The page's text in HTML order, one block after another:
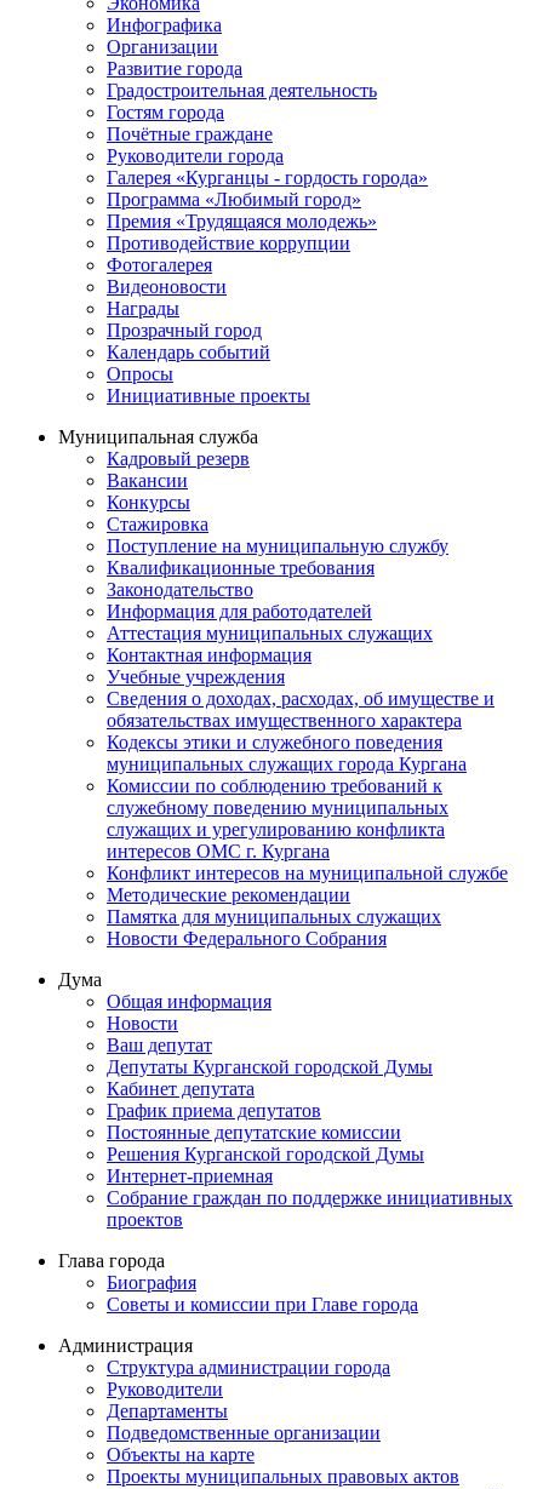
Инфографика
Организации
Развитие города
Градостроительная деятельность
Гостям города
Почётные граждане
Руководители города
Галерея «Курганцы - гордость города»
Программа «Любимый город»
Премия «Трудящаяся молодежь»
Противодействие коррупции
Фотогалерея
Видеоновости
Награды
Прозрачный город
Календарь событий
Опросы
Инициативные проекты
Муниципальная служба
Кадровый резерв
Вакансии
Конкурсы
Стажировка
Поступление на муниципальную службу
Квалификационные требования
Законодательство
Информация для работодателей
Аттестация муниципальных служащих
Контактная информация
Учебные учреждения
Сведения о доходах, расходах, об имуществе и
обязательствах имущественного характера
Кодексы этики и служебного поведения
муниципальных служащих города Кургана
Комиссии по соблюдению требований к
служебному поведению муниципальных
служащих и урегулированию конфликта
интересов ОМС г. Кургана
Конфликт интересов на муниципальной службе
Методические рекомендации
Памятка для муниципальных служащих
Новости Федерального Cобрания
Дума
Общая информация
Новости
Ваш депутат
Депутаты Курганской городской Думы
Кабинет депутата
График приема депутатов
Постоянные депутатские комиссии
Решения Курганской городской Думы
Интернет-приемная
Собрание граждан по поддержке инициативных
проектов
Глава города
Биография
Советы и комиссии при Главе города
Администрация
Структура администрации города
Руководители
Департаменты
Подведомственные организации
Объекты на карте
Проекты муниципальных правовых актов